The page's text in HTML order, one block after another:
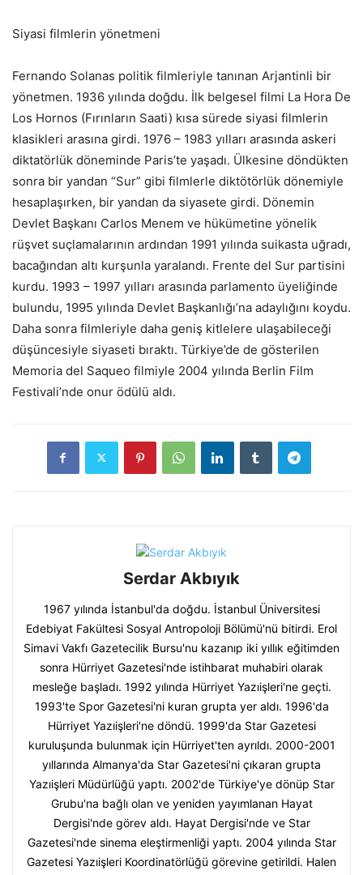
Siyasi filmlerin yönetmeni
Fernando Solanas politik filmleriyle tanınan Arjantinli bir
yönetmen. 1936 yılında doğdu. İlk belgesel filmi La Hora De
Los Hornos (Fırınların Saati) kısa sürede siyasi filmlerin
klasikleri arasına girdi. 1976 – 1983 yılları arasında askeri
diktatörlük döneminde Paris’te yaşadı. Ülkesine döndükten
sonra bir yandan “Sur” gibi filmlerle diktötörlük dönemiyle
hesaplaşırken, bir yandan da siyasete girdi. Dönemin
Devlet Başkanı Carlos Menem ve hükümetine yönelik
rüşvet suçlamalarının ardından 1991 yılında suikasta uğradı,
bacağından altı kurşunla yaralandı. Frente del Sur partisini
kurdu. 1993 – 1997 yılları arasında parlamento üyeliğinde
bulundu, 1995 yılında Devlet Başkanlığı’na adaylığını koydu.
Daha sonra filmleriyle daha geniş kitlelere ulaşabileceği
düşüncesiyle siyaseti bıraktı. Türkiye’de de gösterilen
Memoria del Saqueo filmiyle 2004 yılında Berlin Film
Festivali’nde onur ödülü aldı.
Serdar Akbıyık
1967 yılında İstanbul'da doğdu. İstanbul Üniversitesi
Edebiyat Fakültesi Sosyal Antropoloji Bölümü'nü bitirdi. Erol
Simavi Vakfı Gazetecilik Bursu'nu kazanıp iki yıllık eğitimden
sonra Hürriyet Gazetesi'nde istihbarat muhabiri olarak
mesleğe başladı. 1992 yılında Hürriyet Yazıişleri'ne geçti.
1993'te Spor Gazetesi'ni kuran grupta yer aldı. 1996'da
Hürriyet Yazıişleri'ne döndü. 1999'da Star Gazetesi
kuruluşunda bulunmak için Hürriyet'ten ayrıldı. 2000-2001
yıllarında Almanya'da Star Gazetesi'ni çıkaran grupta
Yazıişleri Müdürlüğü yaptı. 2002'de Türkiye'ye dönüp Star
Grubu'na bağlı olan ve yeniden yayımlanan Hayat
Dergisi'nde görev aldı. Hayat Dergisi'nde ve Star
Gazetesi'nde sinema eleştirmenliği yaptı. 2004 yılında Star
Gazetesi Yazıişleri Koordinatörlüğü görevine getirildi. Halen